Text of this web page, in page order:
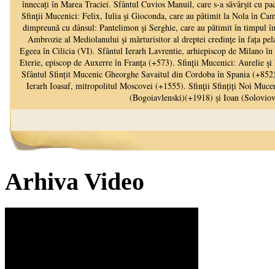
Arhiva Video